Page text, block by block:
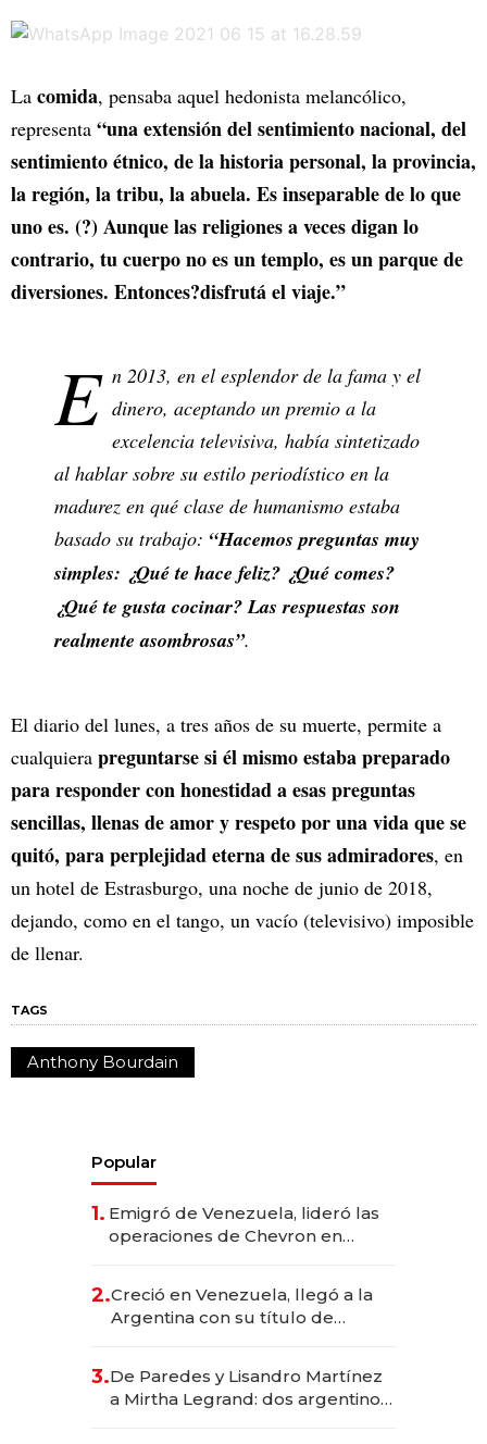
La comida, pensaba aquel hedonista melancólico,
representa “una extensión del sentimiento nacional, del
sentimiento étnico, de la historia personal, la provincia,
la región, la tribu, la abuela. Es inseparable de lo que
uno es. (?) Aunque las religiones a veces digan lo
contrario, tu cuerpo no es un templo, es un parque de
diversiones. Entonces?disfrutá el viaje.”
E n 2013, en el esplendor de la fama y el
dinero, aceptando un premio a la
excelencia televisiva, había sintetizado
al hablar sobre su estilo periodístico en la
madurez en qué clase de humanismo estaba
basado su trabajo: “Hacemos preguntas muy
simples: ¿Qué te hace feliz? ¿Qué comes?
¿Qué te gusta cocinar? Las respuestas son
realmente asombrosas”.
El diario del lunes, a tres años de su muerte, permite a
cualquiera preguntarse si él mismo estaba preparado
para responder con honestidad a esas preguntas
sencillas, llenas de amor y respeto por una vida que se
quitó, para perplejidad eterna de sus admiradores, en
un hotel de Estrasburgo, una noche de junio de 2018,
dejando, como en el tango, un vacío (televisivo) imposible
de llenar.
TAGS
Anthony Bourdain
Popular
1. Emigró de Venezuela, lideró las
operaciones de Chevron en
2.Creció en Venezuela, llegó a la
Argentina con su título de
las marcas "fast premium"
3.De Paredes y Lisandro Martínez
a Mirtha Legrand: dos argentinos